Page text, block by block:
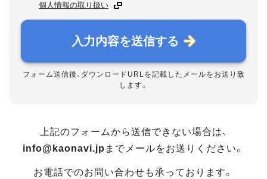
個人情報の取り扱い
入力内容を送信する
フォーム送信後、ダウンロードURLを記載したメールをお送り致
します。
上記のフォームから送信できない場合は、
info@kaonavi.jp までメールをお送りください。
お電話でのお問い合わせも承っております。